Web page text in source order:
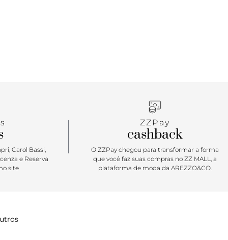
Carol Bassi,
e Reserva
site
ZZPay
cashback
O ZZPay chegou para transformar a forma
que você faz suas compras no ZZ MALL, a
plataforma de moda da AREZZO&CO.